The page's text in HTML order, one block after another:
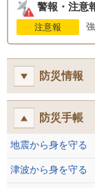
警報・注意
注意報
防災情報
防災手帳
地震から身を守る
津波から身を守る